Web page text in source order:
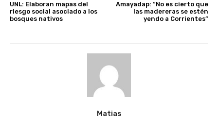
UNL: Elaboran mapas del
riesgo social asociado a los
bosques nativos
Amayadap: “No es cierto que
las madereras se estén
yendo a Corrientes”
Matias